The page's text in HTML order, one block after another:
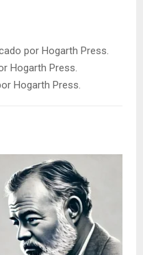
por Hogarth Press.
Hogarth Press.
Hogarth Press.